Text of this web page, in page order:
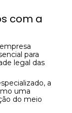
com a
para
legal das
a
uma
do meio